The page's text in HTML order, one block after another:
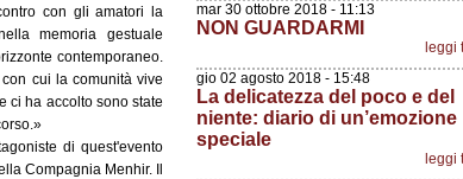
con gli amatori la
memoria gestuale
contemporaneo.
cui la comunità vive
ci ha accolto sono state
di quest'evento
Compagnia Menhir. Il
mar 30 ottobre 2018 - 11:13
NON GUARDARMI
leggi
gio 02 agosto 2018 - 15:48
La delicatezza del poco e del
niente: diario di un’emozione
speciale
leggi